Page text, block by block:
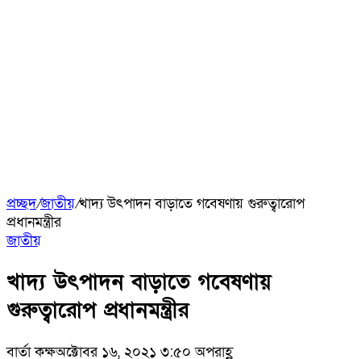
প্রচ্ছদ/জাতীয়/খাদ্য উৎপাদন বাড়াতে গবেষণায় গুরুত্বারোপ
প্রধানমন্ত্রীর
জাতীয়
খাদ্য উৎপাদন বাড়াতে গবেষণায়
গুরুত্বারোপ প্রধানমন্ত্রীর
বার্তা কক্ষঅক্টোবর ১৬, ২০২১ ৩:৫০ অপরাহ্ণ